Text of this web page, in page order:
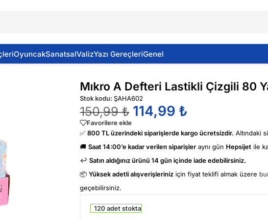
OyuncakSanatsalValizYazı GereçleriGenel
Lastikli Çizgili 80 Yaprak Karma Desen
Mıkro A Defteri Lastikli Çizgili 80
Stok kodu: ŞAHA602
150,99₺ 114,99 ₺
Favorilere ekle
✅ 800 TL üzerindeki siparişlerde kargo ücretsizdir. Altındaki
🚚 Saat 14:00’e kadar verilen siparişler aynı gün Hepsijet ile
↩️ Satın aldığınız ürünü 14 gün içinde iade edebilirsiniz.
📦 Yüksek adetli alışverişleriniz için fiyat teklifi almak üzere
geçebilirsiniz.
120 adet stokta